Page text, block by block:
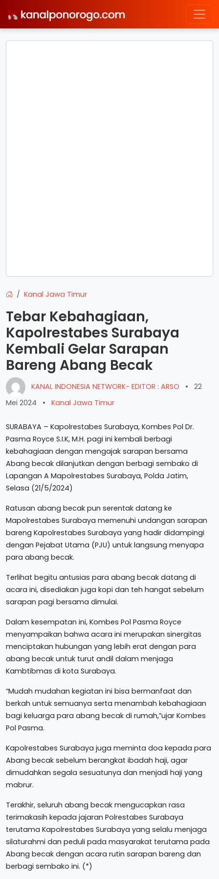
Kanal Jawa Timur
Tebar Kebahagiaan,
Kapolrestabes Surabaya
Kembali Gelar Sarapan
Bareng Abang Becak
KANAL INDONESIA NETWORK- EDITOR : ARSO •
22
Mei 2024
• Kanal Jawa Timur
SURABAYA – Kapolrestabes Surabaya, Kombes Pol Dr.
Pasma Royce S.I.K, M.H. pagi ini kembali berbagi
kebahagiaan dengan mengajak sarapan bersama
Abang becak dilanjutkan dengan berbagi sembako di
Lapangan A Mapolrestabes Surabaya, Polda Jatim,
Selasa (21/5/2024)
Ratusan abang becak pun serentak datang ke
Mapolrestabes Surabaya memenuhi undangan sarapan
bareng Kapolrestabes Surabaya yang hadir didampingi
dengan Pejabat Utama (PJU) untuk langsung menyapa
para abang becak.
Terlihat begitu antusias para abang becak datang di
acara ini, disediakan juga kopi dan teh hangat sebelum
sarapan pagi bersama dimulai.
Dalam kesempatan ini, Kombes Pol Pasma Royce
menyampaikan bahwa acara ini merupakan sinergitas
menciptakan hubungan yang lebih erat dengan para
abang becak untuk turut andil dalam menjaga
Kambtibmas di kota Surabaya.
“Mudah mudahan kegiatan ini bisa bermanfaat dan
berkah untuk semuanya serta menambah kebahagiaan
bagi keluarga para abang becak di rumah,”ujar Kombes
Pol Pasma.
Kapolrestabes Surabaya juga meminta doa kepada para
Abang becak sebelum berangkat ibadah haji, agar
dimudahkan segala sesuatunya dan menjadi haji yang
mabrur.
Terakhir, seluruh abang becak mengucapkan rasa
terimakasih kepada jajaran Polrestabes Surabaya
terutama Kapolrestabes Surabaya yang selalu menjaga
silaturahmi dan peduli pada masyarakat terutama pada
Abang becak dengan acara rutin sarapan bareng dan
berbagi sembako ini. (*)